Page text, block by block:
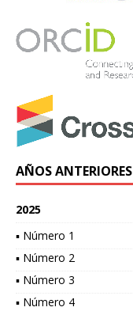
AÑOS ANTERIORES
2025
▪ Número 1
▪ Número 2
▪ Número 3
▪ Número 4